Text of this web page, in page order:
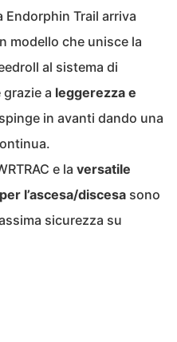
Endorphin Trail arriva
modello che unisce la
al sistema di
grazie a leggerezza e
spinge in avanti dando una
e la versatile
l’ascesa/discesa sono
sicurezza su